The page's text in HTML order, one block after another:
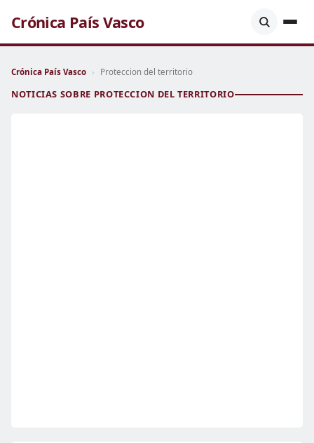
Crónica País Vasco
Crónica País Vasco › Proteccion del territorio
NOTICIAS SOBRE PROTECCION DEL TERRITORIO